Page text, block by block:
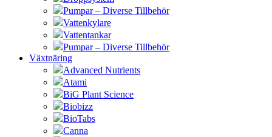
Pumpar – Diverse Tillbehör
Vattenkylare
Vattentankar
Pumpar – Diverse Tillbehör
Växtnäring
Advanced Nutrients
Atami
BiG Plant Science
Biobizz
BioTabs
Canna